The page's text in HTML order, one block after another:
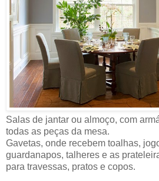
Salas de jantar ou almoço, com
todas as peças da mesa.
Gavetas, onde recebem toalhas,
guardanapos, talheres e as
para travessas, pratos e copos.